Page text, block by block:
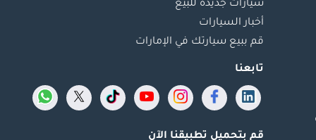
سيارات جديدة للبيع
أخبار السيارات
قم ببيع سيارتك في الإمارات
تابعنا
قم بتحميل تطبيقنا الآن